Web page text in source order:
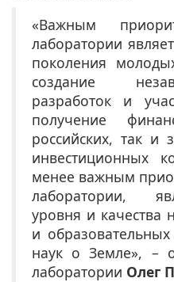
«Важным
лаборатории
поколения
создание
разработок и
получение
российских, так и
инвестиционных
менее важным
лаборатории,
уровня и качества
и
наук о Земле», –
лаборатории Олег